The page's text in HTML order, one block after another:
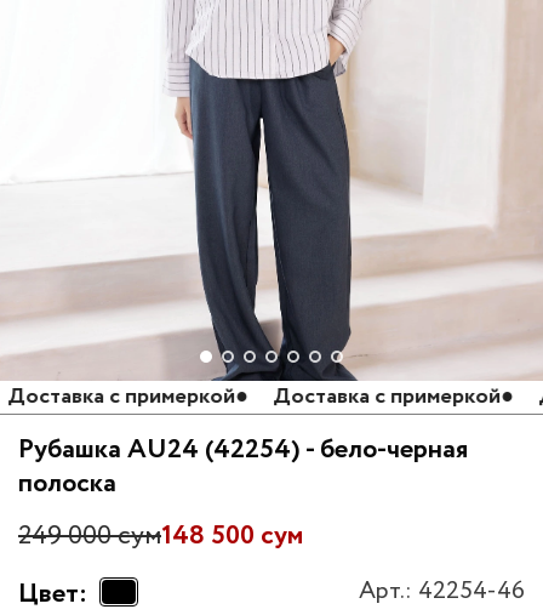
с примеркой● Доставка с примеркой●
Рубашка AU24 (42254) - бело-черная
полоска
148 500 сум
249 000 сум
Цвет:
Арт.: 42254-46